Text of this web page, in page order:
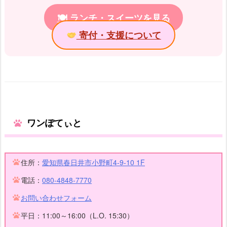
🍽 ランチ・スイーツを見る
寄付・支援について
ワンぽてぃと
住所： 愛知県春日井市小野町4-9-10 1F
電話： 080-4848-7770
お問い合わせフォーム
平日：11:00～16:00（L.O. 15:30）